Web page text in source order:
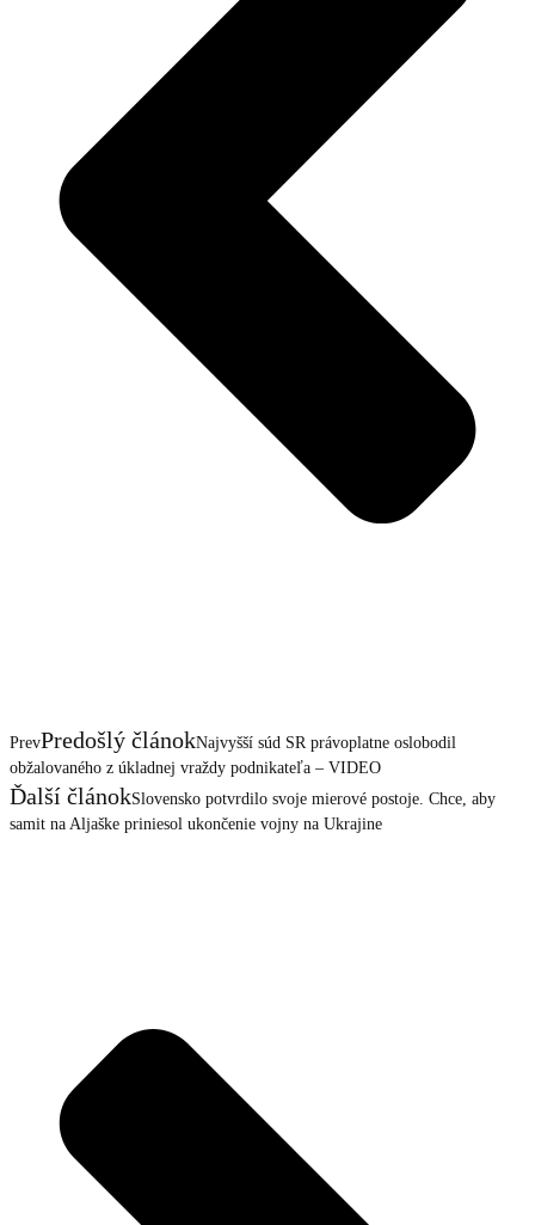
PrevPredošlý článokNajvyšší súd SR právoplatne oslobodil
obžalovaného z úkladnej vraždy podnikateľa – VIDEO
Ďalší článokSlovensko potvrdilo svoje mierové postoje. Chce, aby
samit na Aljaške priniesol ukončenie vojny na Ukrajine